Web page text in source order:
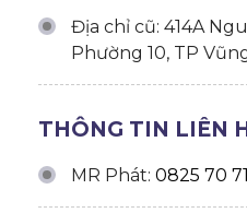
Địa chỉ cũ: 414A
Phường 10, TP
THÔNG TIN LIÊN
MR Phát: 0825 70